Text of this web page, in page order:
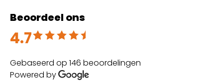
Beoordeel ons
4.7
Beoordeeld met 4.7 uit 5
Gebaseerd op 146 beoordelingen
Powered by